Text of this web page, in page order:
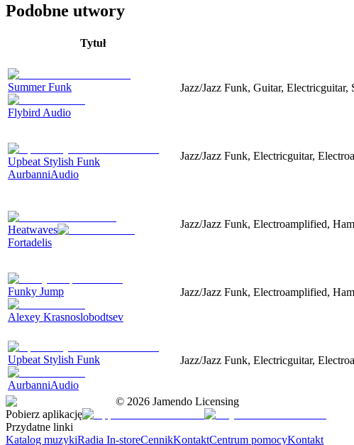
Podobne utwory
Tytuł
Summer Funk
Flybird Audio
Jazz/Jazz Funk, Guitar, Electricguitar,
Upbeat Stylish Funk
AurbanniAudio
Jazz/Jazz Funk, Electricguitar,
Heatwaves
Fortadelis
Jazz/Jazz Funk, Electroamplified,
Funky Jump
Alexey Krasnoslobodtsev
Jazz/Jazz Funk, Electroamplified,
Upbeat Stylish Funk
AurbanniAudio
Jazz/Jazz Funk, Electricguitar,
© 2026 Jamendo Licensing
Pobierz aplikację
Przydatne linki
Katalog muzykiRadia In-storeCennikKontaktCentrum pomocyKontakt